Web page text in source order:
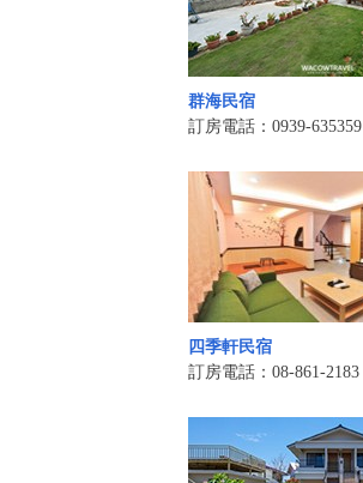
群海民宿
訂房電話：0939-635359
四季軒民宿
訂房電話：08-861-2183